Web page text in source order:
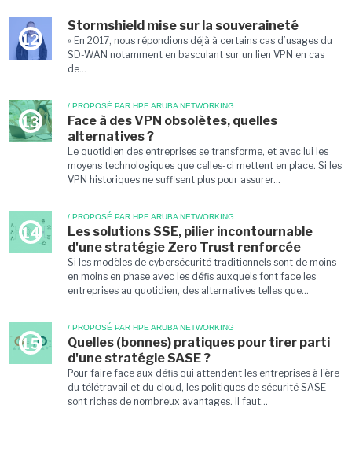
12
Stormshield mise sur la souveraineté
« En 2017, nous répondions déjà à certains cas d’usages du
SD-WAN notamment en basculant sur un lien VPN en cas
de...
13
/ PROPOSÉ PAR HPE ARUBA NETWORKING
Face à des VPN obsolètes, quelles
alternatives ?
Le quotidien des entreprises se transforme, et avec lui les
moyens technologiques que celles-ci mettent en place. Si les
VPN historiques ne suffisent plus pour assurer...
14
/ PROPOSÉ PAR HPE ARUBA NETWORKING
Les solutions SSE, pilier incontournable
d'une stratégie Zero Trust renforcée
Si les modèles de cybersécurité traditionnels sont de moins
en moins en phase avec les défis auxquels font face les
entreprises au quotidien, des alternatives telles que...
15
/ PROPOSÉ PAR HPE ARUBA NETWORKING
Quelles (bonnes) pratiques pour tirer parti
d'une stratégie SASE ?
Pour faire face aux défis qui attendent les entreprises à l'ère
du télétravail et du cloud, les politiques de sécurité SASE
sont riches de nombreux avantages. Il faut...